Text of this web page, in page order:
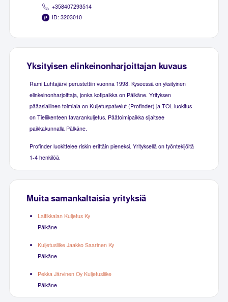
+358407293514
ID: 3203010
Yksityisen elinkeinonharjoittajan kuvaus
Rami Luhtajärvi perustettiin vuonna 1998. Kyseessä on yksityinen
elinkeinonharjoittaja, jonka kotipaikka on Pälkäne. Yrityksen
pääasiallinen toimiala on Kuljetuspalvelut (Profinder) ja TOL-luokitus
on Tieliikenteen tavarankuljetus. Päätoimipaikka sijaitsee
paikkakunnalla Pälkäne.
Profinder luokittelee riskin erittäin pieneksi. Yrityksellä on työntekijöitä
1-4 henkilöä.
Muita samankaltaisia yrityksiä
Laitikkalan Kuljetus Ky
Pälkäne
Kuljetusliike Jaakko Saarinen Ky
Pälkäne
Pekka Järvinen Oy Kuljetusliike
Pälkäne